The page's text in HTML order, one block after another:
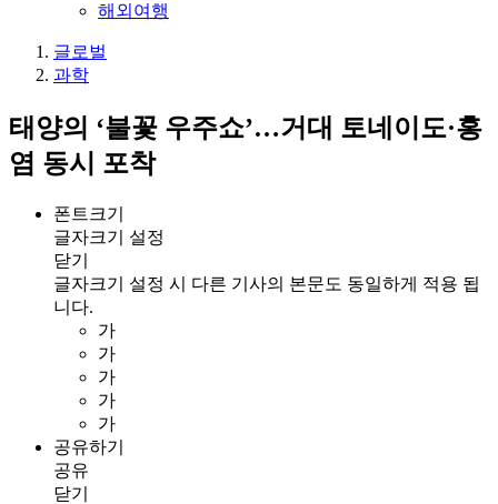
해외여행
글로벌
과학
태양의 ‘불꽃 우주쇼’…거대 토네이도·홍
염 동시 포착
폰트크기
글자크기 설정
닫기
글자크기 설정 시 다른 기사의 본문도 동일하게 적용 됩
니다.
가
가
가
가
가
공유하기
공유
닫기